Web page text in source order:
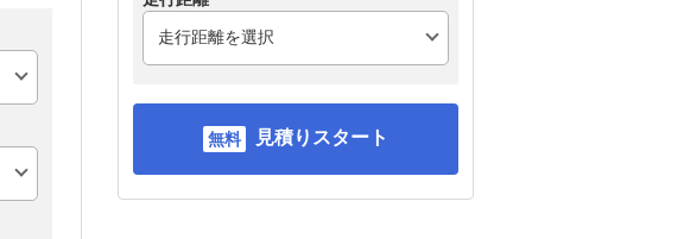
見積りスタート